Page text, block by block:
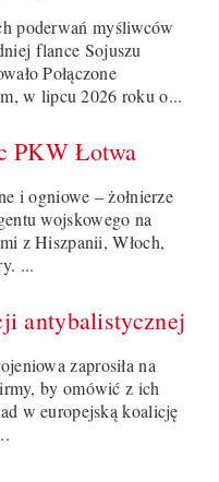
poderwań myśliwców
flance Sojuszu
Połączone
w lipcu 2026 roku o...
PKW Łotwa
i ogniowe – żołnierze
wojskowego na
z Hiszpanii, Włoch,
...
antybalistycznej
zaprosiła na
by omówić z ich
w europejską koalicję